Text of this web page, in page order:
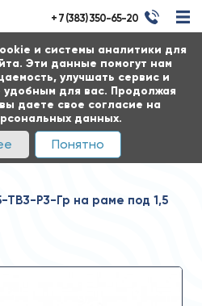
и системы аналитики для
Эти данные помогут нам
улучшать сервис и
удобным для вас. Продолжая
даете свое согласие на
данных.
Понятно
+ 7 (383) 350-65-20
Р3-Гр на раме под 1,5